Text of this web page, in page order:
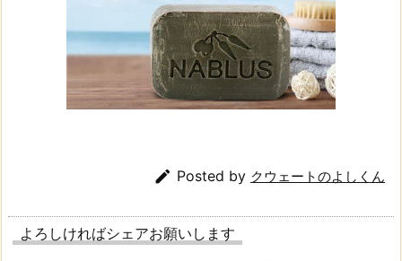
 Posted by クウェートのよしくん
よろしければシェアお願いします